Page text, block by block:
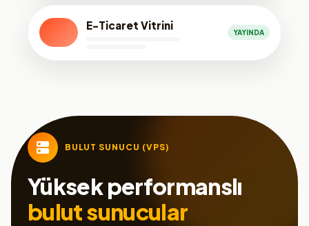
E-Ticaret Vitrini
YAYINDA
BULUT SUNUCU (VPS)
Yüksek performanslı
bulut sunucular